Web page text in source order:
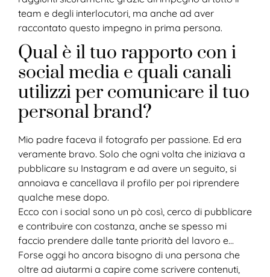
team e degli interlocutori, ma anche ad aver
raccontato questo impegno in prima persona.
Qual è il tuo rapporto con i
social media e quali canali
utilizzi per comunicare il tuo
personal brand?
Mio padre faceva il fotografo per passione. Ed era
veramente bravo. Solo che ogni volta che iniziava a
pubblicare su Instagram e ad avere un seguito, si
annoiava e cancellava il profilo per poi riprendere
qualche mese dopo.
Ecco con i social sono un pò così, cerco di pubblicare
e contribuire con costanza, anche se spesso mi
faccio prendere dalle tante priorità del lavoro e…
Forse oggi ho ancora bisogno di una persona che
oltre ad aiutarmi a capire come scrivere contenuti,